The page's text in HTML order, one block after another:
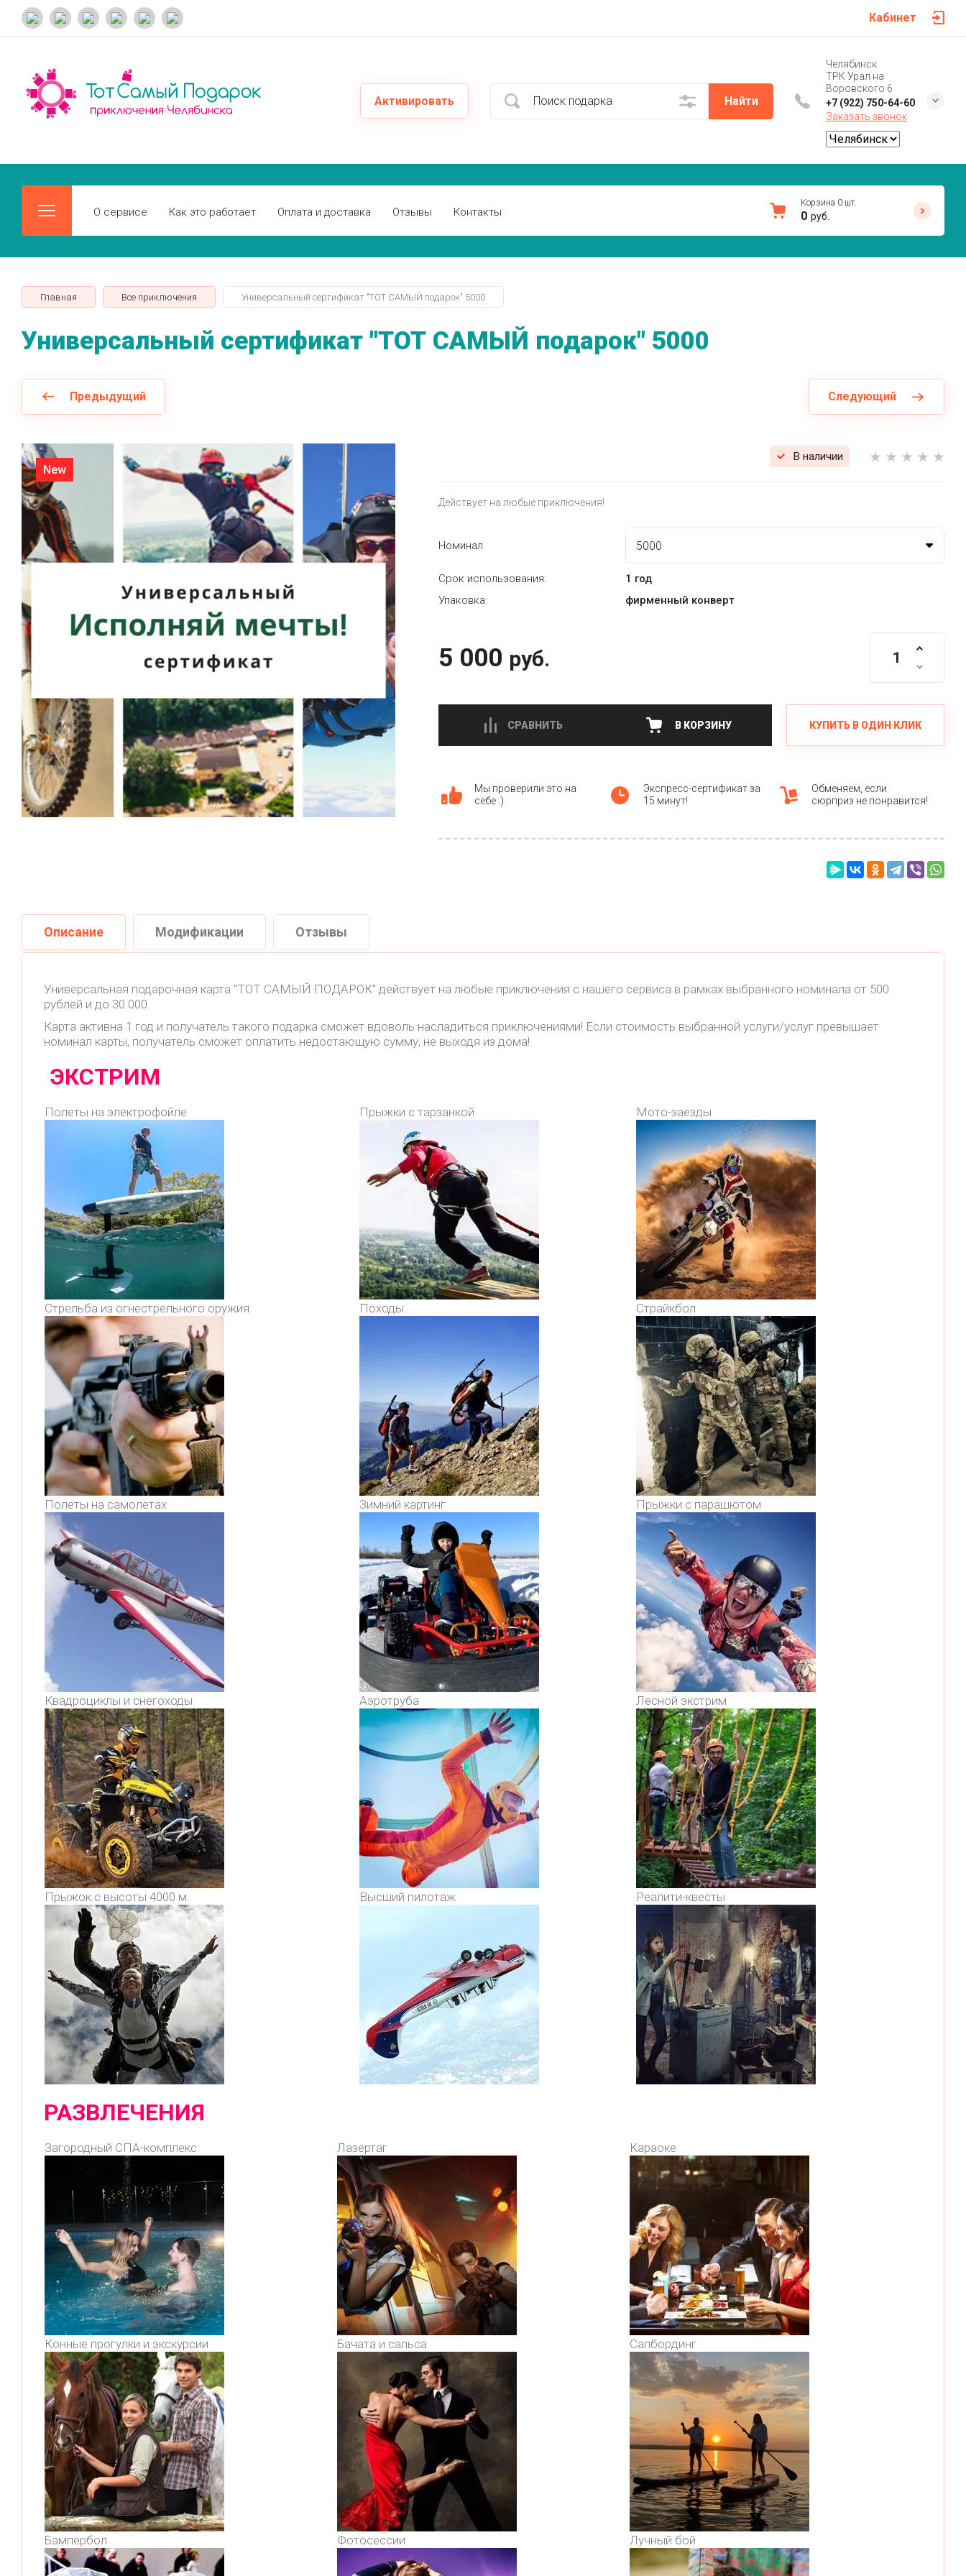
Кабинет
Активировать Найти
Челябинск
ТРК Урал на
Воровского 6
+7 (922) 750-64-60
Заказать звонок
О сервисе Как это работает Оплата и доставка Отзывы Контакты
Корзина 0 шт.
0 руб.
Главная Все приключения Универсальный сертификат "ТОТ САМЫЙ подарок" 5000
Универсальный сертификат "ТОТ САМЫЙ подарок" 5000
Предыдущий Следующий
New
В наличии
Действует на любые приключения!
Номинал
Срок использования:
1 год
Упаковка:
фирменный конверт
5 000 руб.
СРАВНИТЬ В КОРЗИНУ КУПИТЬ В ОДИН КЛИК
Мы проверили это на
себе :)
Экспресс-сертификат за
15 минут!
Обменяем, если
сюрприз не понравится!
Описание Модификации Отзывы
Универсальная подарочная карта "ТОТ САМЫЙ ПОДАРОК" действует на любые приключения с нашего сервиса в рамках выбранного номинала от 500
рублей и до 30.000.
Карта активна 1 год и получатель такого подарка сможет вдоволь насладиться приключениями! Если стоимость выбранной услуги/услуг превышает
номинал карты, получатель сможет оплатить недостающую сумму, не выходя из дома!
ЭКСТРИМ
Полеты на электрофойле Прыжки с тарзанкой Мото-заезды
Стрельба из огнестрельного оружия Походы Страйкбол
Полеты на самолетах Зимний картинг Прыжки с парашютом
Квадроциклы и снегоходы Аэротруба Лесной экстрим
Прыжок с высоты 4000 м. Высший пилотаж Реалити-квесты
РАЗВЛЕЧЕНИЯ
Загородный СПА-комплекс Лазертаг Караоке
Конные прогулки и экскурсии Бачата и сальса Сапбординг
Бампербол Фотосессии Лучный бой